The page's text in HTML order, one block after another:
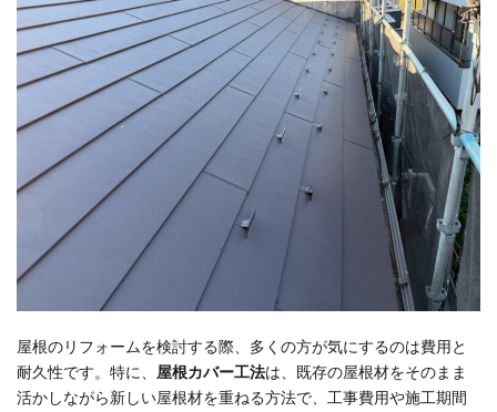
屋根のリフォームを検討する際、多くの方が気にするのは費用と
耐久性です。特に、 屋根カバー工法は、既存の屋根材をそのまま
活かしながら新しい屋根材を重ねる方法で、工事費用や施工期間